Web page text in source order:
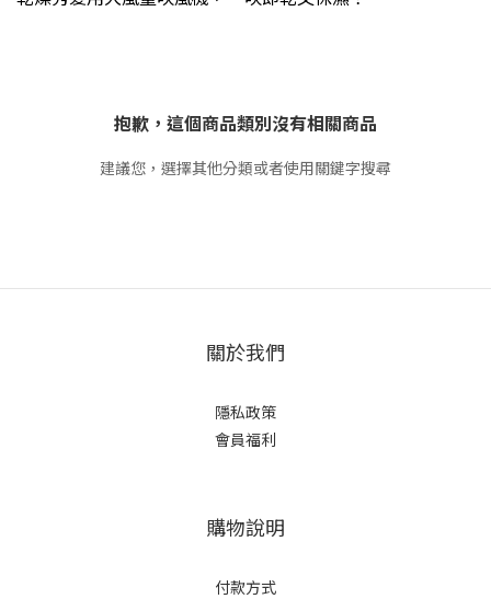
抱歉，這個商品類別沒有相關商品
建議您，選擇其他分類或者使用關鍵字搜尋
關於我們
隱私政策
會員福利
購物說明
付款方式